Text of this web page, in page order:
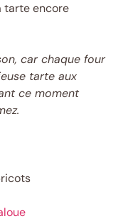
tarte encore
car chaque four
tarte aux
ce moment